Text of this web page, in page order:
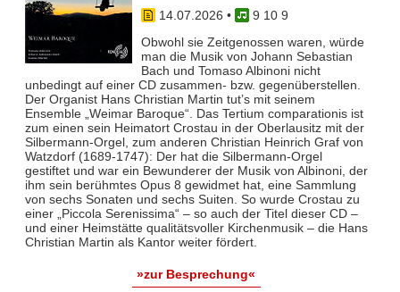
14.07.2026 •
9 10 9
Obwohl sie Zeitgenossen waren, würde
man die Musik von Johann Sebastian
Bach und Tomaso Albinoni nicht
unbedingt auf einer CD zusammen- bzw. gegenüberstellen.
Der Organist Hans Christian Martin tut’s mit seinem
Ensemble „Weimar Baroque“. Das Tertium comparationis ist
zum einen sein Heimatort Crostau in der Oberlausitz mit der
Silbermann-Orgel, zum anderen Christian Heinrich Graf von
Watzdorf (1689-1747): Der hat die Silbermann-Orgel
gestiftet und war ein Bewunderer der Musik von Albinoni, der
ihm sein berühmtes Opus 8 gewidmet hat, eine Sammlung
von sechs Sonaten und sechs Suiten. So wurde Crostau zu
einer „Piccola Serenissima“ – so auch der Titel dieser CD –
und einer Heimstätte qualitätsvoller Kirchenmusik – die Hans
Christian Martin als Kantor weiter fördert.
»zur Besprechung«